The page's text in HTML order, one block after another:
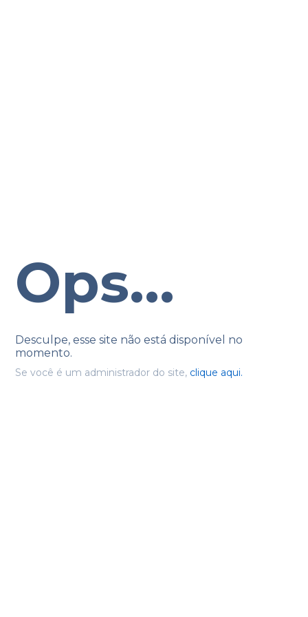
Ops...
Desculpe, esse site não está disponível no
momento.
Se você é um administrador do site, clique aqui.